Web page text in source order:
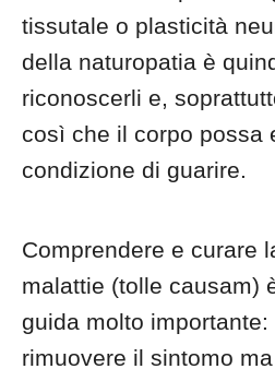
tissutale o plasticità
della naturopatia è
riconoscerli e,
così che il corpo possa
condizione di guarire.
Comprendere e curare
malattie (tolle causam)
guida molto importante:
rimuovere il sintomo